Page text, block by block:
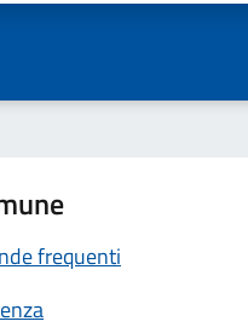
frequenti